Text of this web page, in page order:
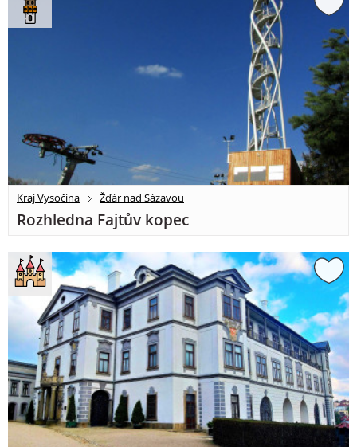
Kraj Vysočina Žďár nad Sázavou
Rozhledna Fajtův kopec